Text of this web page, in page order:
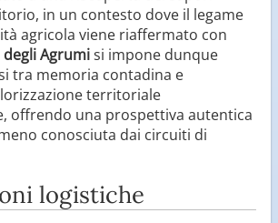
in un contesto dove il legame
agricola viene riaffermato con
degli Agrumisi impone dunque
tra memoria contadina e
territoriale
offrendo una prospettiva autentica
conosciuta dai circuiti di
logistiche